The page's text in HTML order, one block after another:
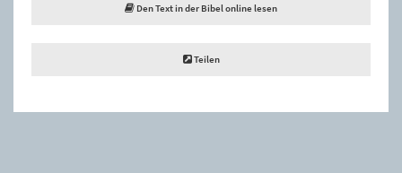
Den Text in der Bibel online lesen
Teilen